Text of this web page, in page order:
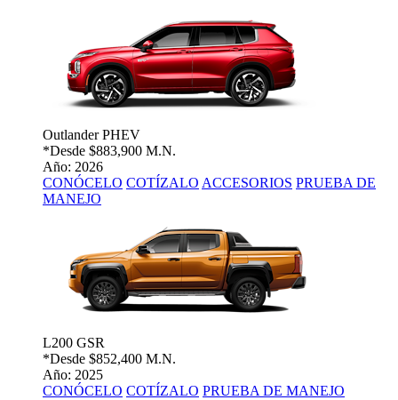
Outlander PHEV
*Desde $883,900 M.N.
Año: 2026
CONÓCELO COTÍZALO ACCESORIOS PRUEBA DE
MANEJO
L200 GSR
*Desde $852,400 M.N.
Año: 2025
CONÓCELO COTÍZALO PRUEBA DE MANEJO